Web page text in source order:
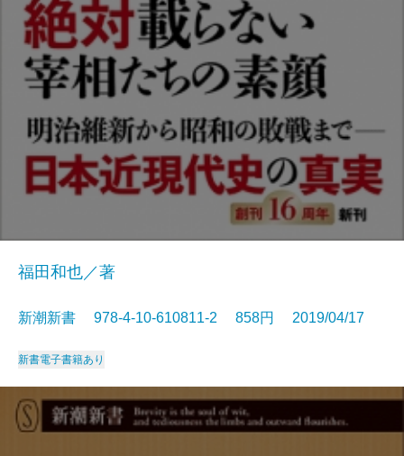
福田和也／著
新潮新書 978-4-10-610811-2 858円 2019/04/17
新書電子書籍あり